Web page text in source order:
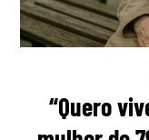
“Quero